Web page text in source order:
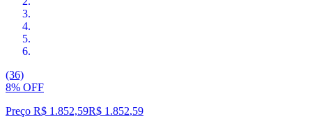
(36)
8% OFF
Preço R$ 1.852,59R$ 1.852,59